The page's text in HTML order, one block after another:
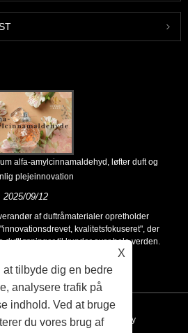
alfa-amylcinnamaldehyd, løfter duft og
plejeinnovation
2025/09/12
af duftråmaterialer opretholder
kvalitetsfokuseret", der
duftløsninger til kunder over hele verden.
RSS XML Privacy Policy
X
tilbyde dig en bedre
analysere trafik på
indhold. Ved at bruge
du vores brug af